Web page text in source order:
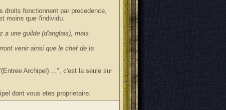
droits fonctionnent par precedence,
moins que l'individu.
a une guilde (d'anglais), mais
venir ainsi que le chef de la
Archipel) ...", c'est la seule sur
dont vous etes proprietaire.